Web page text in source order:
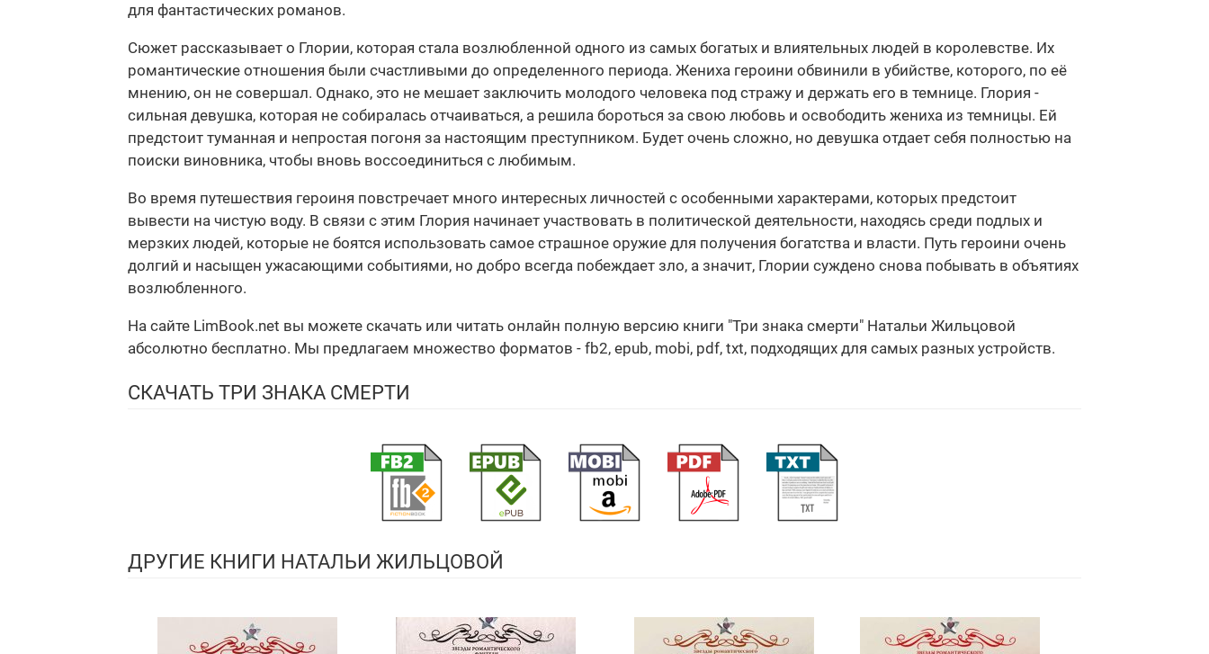
для фантастических романов.
Сюжет рассказывает о Глории, которая стала возлюбленной одного из самых богатых и влиятельных людей в королевстве. Их
романтические отношения были счастливыми до определенного периода. Жениха героини обвинили в убийстве, которого, по её
мнению, он не совершал. Однако, это не мешает заключить молодого человека под стражу и держать его в темнице. Глория -
сильная девушка, которая не собиралась отчаиваться, а решила бороться за свою любовь и освободить жениха из темницы. Ей
предстоит туманная и непростая погоня за настоящим преступником. Будет очень сложно, но девушка отдает себя полностью на
поиски виновника, чтобы вновь воссоединиться с любимым.
Во время путешествия героиня повстречает много интересных личностей с особенными характерами, которых предстоит
вывести на чистую воду. В связи с этим Глория начинает участвовать в политической деятельности, находясь среди подлых и
мерзких людей, которые не боятся использовать самое страшное оружие для получения богатства и власти. Путь героини очень
долгий и насыщен ужасающими событиями, но добро всегда побеждает зло, а значит, Глории суждено снова побывать в объятиях
возлюбленного.
На сайте LimBook.net вы можете скачать или читать онлайн полную версию книги "Три знака смерти" Натальи Жильцовой
абсолютно бесплатно. Мы предлагаем множество форматов - fb2, epub, mobi, pdf, txt, подходящих для самых разных устройств.
СКАЧАТЬ ТРИ ЗНАКА СМЕРТИ
ДРУГИЕ КНИГИ НАТАЛЬИ ЖИЛЬЦОВОЙ